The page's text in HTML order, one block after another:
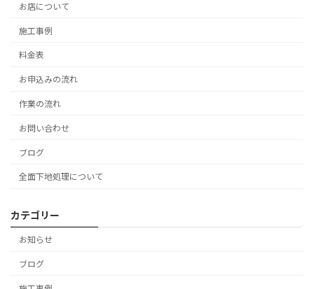
お店について
施工事例
料金表
お申込みの流れ
作業の流れ
お問い合わせ
ブログ
全面下地処理について
カテゴリー
お知らせ
ブログ